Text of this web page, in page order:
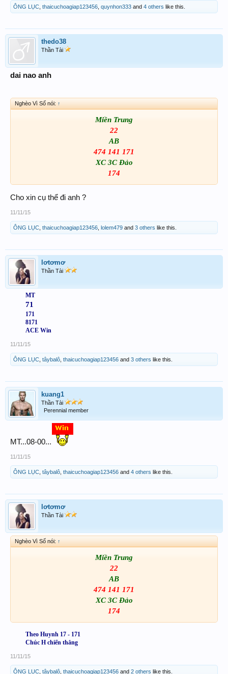
ÔNG LỤC thaicuchoagiap123456 quynhon333 and 4 others like this.
thedo38
Thần Tài
dai nao anh
Nghèo Vì Số nói: ↑
Miền Trung
22
AB
474 141 171
XC 3C Đảo
174
Cho xin cụ thể đi anh ?
11/11/15
ÔNG LỤC thaicuchoagiap123456 lolem479 and 3 others like this.
lơtơmơ
Thần Tài
MT
71
171
8171
ACE Win​
11/11/15
ÔNG LỤC tâybalô thaicuchoagiap123456 and 3 others like this.
kuang1
Thần Tài
Perennial member
MT...08-00...
11/11/15
ÔNG LỤC tâybalô thaicuchoagiap123456 and 4 others like this.
lơtơmơ
Thần Tài
Nghèo Vì Số nói: ↑
Miền Trung
22
AB
474 141 171
XC 3C Đảo
174
Theo Huynh 17 - 171
Chúc H chiến thắng​
11/11/15
ÔNG LỤC tâybalô thaicuchoagiap123456 and 2 others like this.